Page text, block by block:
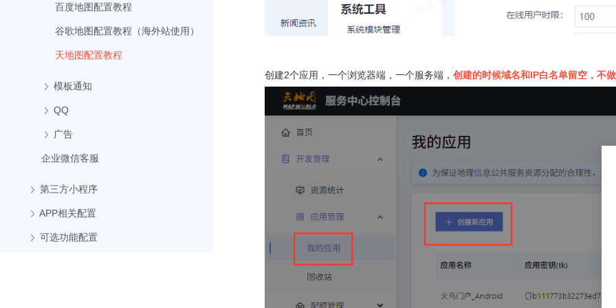
百度地图配置教程
谷歌地图配置教程（海外站使用）
天地图配置教程
模板通知
QQ
广告
企业微信客服
第三方小程序
APP相关配置
可选功能配置
创建2个应用，一个浏览器端，一个服务端， 创建的时候域名和IP白名单留空，不